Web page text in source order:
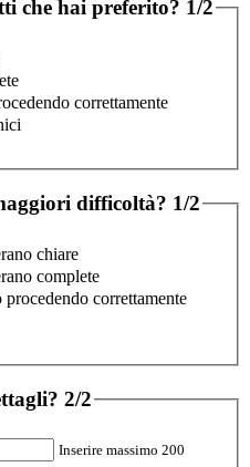
che hai preferito? 1/2
correttamente
difficoltà? 1/2
chiare
complete
correttamente
2/2
Inserire massimo 200